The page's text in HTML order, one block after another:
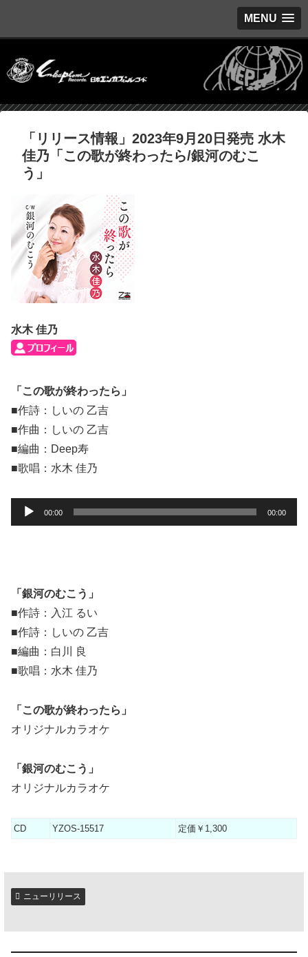
MENU
「リリース情報」2023年9月20日発売 水木
佳乃「この歌が終わったら/銀河のむこ
う」
水木 佳乃
「この歌が終わったら」
■作詩：しいの 乙吉
■作曲：しいの 乙吉
■編曲：Deep寿
■歌唱：水木 佳乃
声
ー
00:00 00:00
「銀河のむこう」
■作詩：入江 るい
■作詩：しいの 乙吉
■編曲：白川 良
■歌唱：水木 佳乃
「この歌が終わったら」
オリジナルカラオケ
「銀河のむこう」
オリジナルカラオケ
CD YZOS-15517 定価￥1,300
ニューリリース